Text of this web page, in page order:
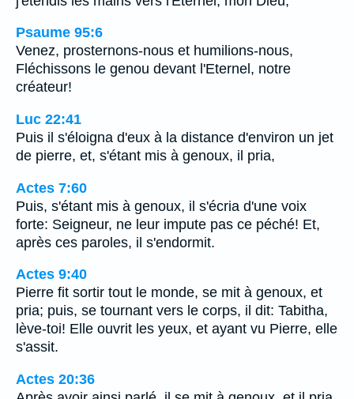
Psaume 95:6
Venez, prosternons-nous et humilions-nous,
Fléchissons le genou devant l'Eternel, notre
créateur!
Luc 22:41
Puis il s'éloigna d'eux à la distance d'environ un jet
de pierre, et, s'étant mis à genoux, il pria,
Actes 7:60
Puis, s'étant mis à genoux, il s'écria d'une voix
forte: Seigneur, ne leur impute pas ce péché! Et,
après ces paroles, il s'endormit.
Actes 9:40
Pierre fit sortir tout le monde, se mit à genoux, et
pria; puis, se tournant vers le corps, il dit: Tabitha,
lève-toi! Elle ouvrit les yeux, et ayant vu Pierre, elle
s'assit.
Actes 20:36